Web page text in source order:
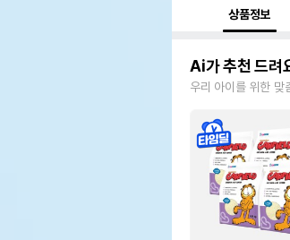
상품정보
Ai가 추천 드려
우리 아이를 위한 맞